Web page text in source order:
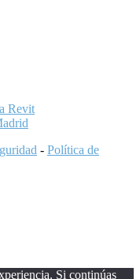
Revit
- Política de
Si continúas